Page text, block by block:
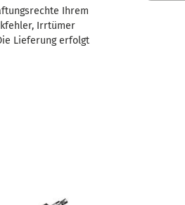
Ihrem
Irrtümer
Lieferung erfolgt